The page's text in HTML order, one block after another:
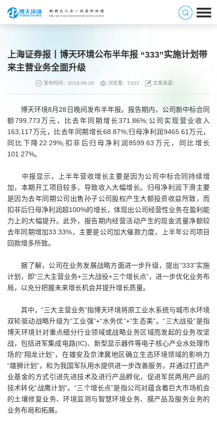
上海证券报丨博天环境公布半年报 “333”实施计划带
来主营业务全面升级
发布时间：2018-08-28 浏览量：5333 文章来源：
博天环境8月28日晚间发布半年报。报告期内，公司新中标合同
额799,773万元，比去年同期增长371.86%;公司实现营业收入
163,117万元，比去年同期增长68.87%;归母净利润9465.61万元，
同比下降22.29%;扣非后归母净利润8599.63万元，同比增长
101.27%。
中报显示，上半年营收增长主要是因为公司中标合同持续增
加，本期开工项目较多，导致收入大幅增长。归母净利润下滑主要
是因为去年同期公司出售孙子公司股权产生大额投资收益所致，而
扣非后归母净利润超100%的增长，体现出公司经营性业务在盈利能
力上的大幅提升。此外，报告期内经营活动产生的现金流量净额较
去年同期增加33.33%，主要是公司加大催款力度，上半年公司项目
回款增多所致。
据了解，公司在业务发展战略方面进一步升级，提出“333”实施
计划，即“三大主营业务+三大战役+三个增长点”，进一步优化业务布
局，以充分把握未来增长机会并提升增长质量。
其中，“三大主营业务”指博天环境将原工业水系统与城市水环境
双轮驱动战略升级为“工业强”+“水务优”+“生态美”。“三大战役”是指
博天环境针对重点细分行业领域或战略业务区域而发起的业务攻坚
战，包括进军集成电路(IC)、新型显示器件等电子核心产业水处理市
场的“翔龙计划”，在雄安及京津冀地区确立生态环境领域的影响力
“雄狮计划”，和为我国军队用水提供进一步改善服务，并通过打造产
业基金的方式引进先进技术及进行产品孵化，促进军民两用产品的
技术转化“战鹰计划”。“三个增长点”是指公司对蕴含着巨大市场机会
的土壤修复业务、环境监测与智慧环境业务、膜产品及服务业务的
业务布局和拓展。